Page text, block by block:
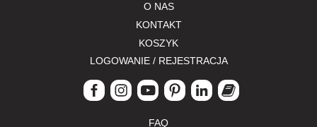
FAQ
O NAS
KONTAKT
KOSZYK
LOGOWANIE / REJESTRACJA